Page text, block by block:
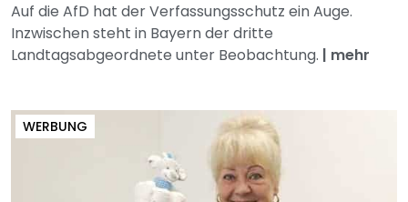
Auf die AfD hat der Verfassungsschutz ein Auge.
Inzwischen steht in Bayern der dritte
Landtagsabgeordnete unter Beobachtung. | mehr
WERBUNG